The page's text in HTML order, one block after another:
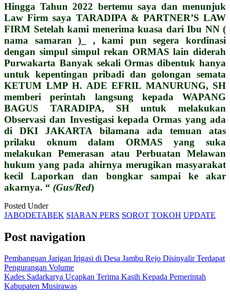
Hingga Tahun 2022 bertemu saya dan menunjuk
Law Firm saya TARADIPA & PARTNER’S LAW
FIRM Setelah kami menerima kuasa dari Ibu NN (
nama samaran )_ , kami pun segera kordinasi
dengan simpul simpul rekan ORMAS lain diderah
Purwakarta Banyak sekali Ormas dibentuk hanya
untuk kepentingan pribadi dan golongan semata
KETUM LMP H. ADE EFRIL MANURUNG, SH
memberi perintah langsung kepada WAPANG
BAGUS TARADIPA, SH untuk melakukan
Observasi dan Investigasi kepada Ormas yang ada
di DKI JAKARTA bilamana ada temuan atas
prilaku oknum dalam ORMAS yang suka
melakukan Pemerasan atau Perbuatan Melawan
hukum yang pada ahirnya merugikan masyarakat
kecil Laporkan dan bongkar sampai ke akar
akarnya. “ (Gus/Red)
Posted Under
JABODETABEK SIARAN PERS SOROT TOKOH UPDATE
Post navigation
Pembanguan Jarigan Irigasi di Desa Jambu Rejo Disinyalir Terdapat
Pengurangan Volume
Kades Sadarkarya Ucapkan Terima Kasih Kepada Pemerintah
Kabupaten Musirawas